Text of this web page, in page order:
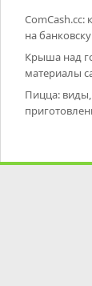
ComCash.cc:
на
Крыша над
материалы
Пицца: виды,